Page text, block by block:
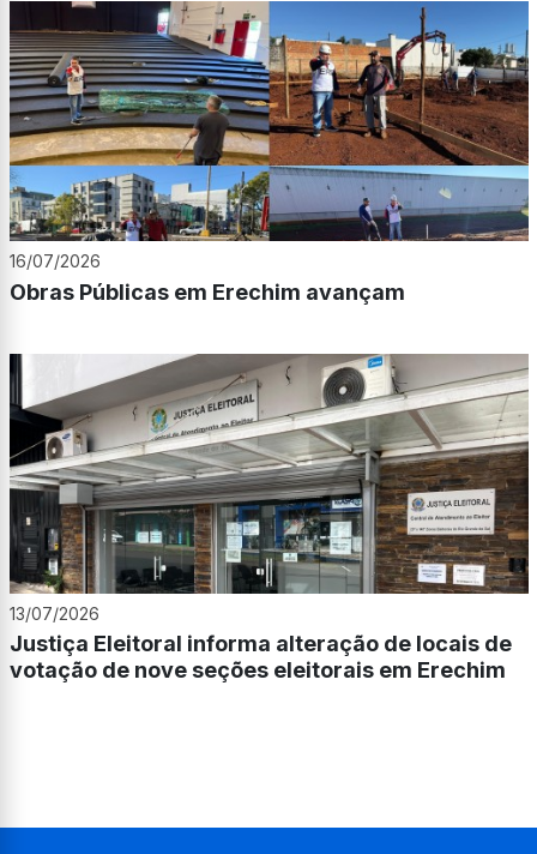
16/07/2026
Obras Públicas em Erechim avançam
13/07/2026
Justiça Eleitoral informa alteração de locais de
votação de nove seções eleitorais em Erechim